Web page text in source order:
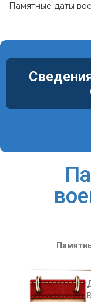
Памятные даты